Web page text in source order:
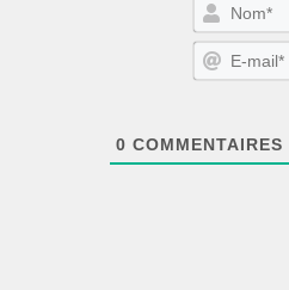
0 COMMENTAIRES